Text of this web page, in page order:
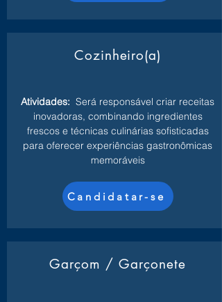
Cozinheiro(a)
Atividades: Será responsável criar receitas
inovadoras, combinando ingredientes
frescos e técnicas culinárias sofisticadas
para oferecer experiências gastronômicas
memoráveis
Candidatar-se
Garçom / Garçonete